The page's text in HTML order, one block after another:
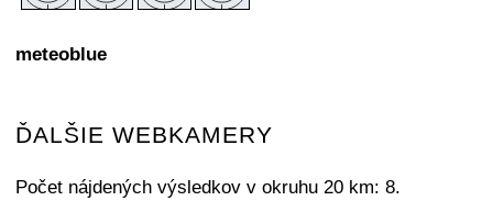
meteoblue
ĎALŠIE WEBKAMERY
Počet nájdených výsledkov v okruhu 20 km: 8.